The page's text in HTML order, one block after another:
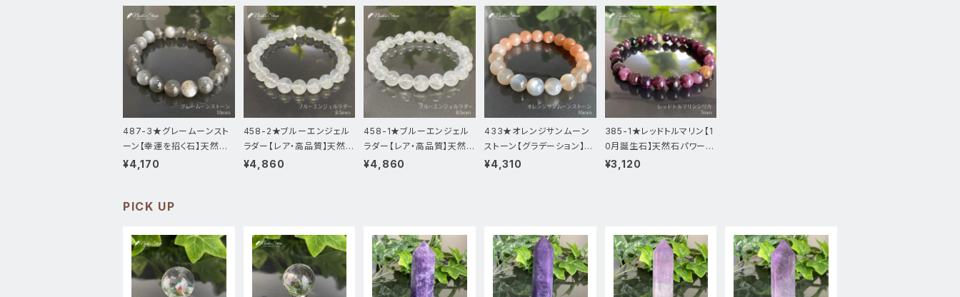
487-3★グレームーンスト
ーン【幸運を招く石】天然石
パワーストーンブレスレット
¥4,170
458-2★ブルーエンジェル
ラダー【レア・高品質】天然石
パワーストーンブレスレッ
¥4,860
458-1★ブルーエンジェル
ラダー【レア・高品質】天然石
パワーストーンブレスレッ
¥4,860
433★オレンジサンムーン
ストーン【グラデーション】天
然石パワーストーン新品
¥4,310
385-1★レッドトルマリン【1
0月誕生石】天然石パワース
トーンブレスレット新品
¥3,120
PICK UP